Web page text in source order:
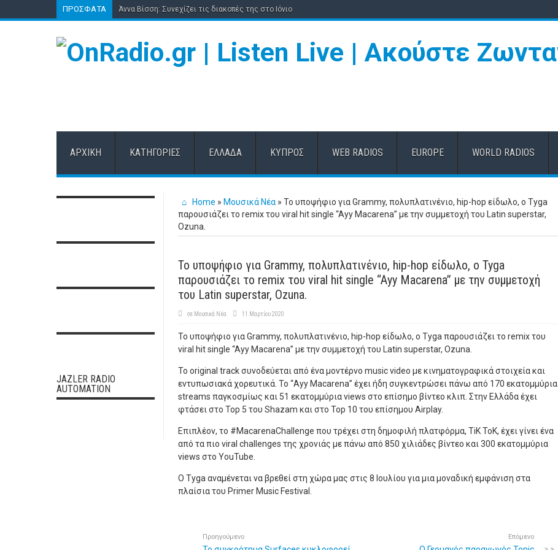
ΠΡΌΣΦΑΤΑ Άννα Βίσση: Συνεχίζει τις διακοπές της στο Ιόνιο
ΑΡΧΙΚΉ ΚΑΤΗΓΟΡΊΕΣ ΕΛΛΆΔΑ ΚΎΠΡΟΣ WEB RADIOS EUROPE WORLD RADIOS
Home » Μουσικά Νέα » Το υποψήφιο για Grammy, πολυπλατινένιο, hip-hop είδωλο, ο Tyga
παρουσιάζει το remix του viral hit single “Ayy Macarena” με την συμμετοχή του Latin superstar,
Ozuna.
Το υποψήφιο για Grammy, πολυπλατινένιο, hip-hop είδωλο, ο Tyga
παρουσιάζει το remix του viral hit single “Ayy Macarena” με την συμμετοχή
του Latin superstar, Ozuna.
σε Μουσικά Νέα 11 Μαρτίου 2020
Το υποψήφιο για Grammy, πολυπλατινένιο, hip-hop είδωλο, ο Tyga παρουσιάζει το remix του
viral hit single “Ayy Macarena” με την συμμετοχή του Latin superstar, Ozuna.
To original track συνοδεύεται από ένα μοντέρνο music video με κινηματογραφικά στοιχεία και
εντυπωσιακά χορευτικά. Το “Ayy Macarena” έχει ήδη συγκεντρώσει πάνω από 170 εκατομμύρια
streams παγκοσμίως και 51 εκατομμύρια views στο επίσημο βίντεο κλιπ. Στην Ελλάδα έχει
φτάσει στο Top 5 του Shazam και στο Top 10 του επίσημου Airplay.
Επιπλέον, το #MacarenaChallenge που τρέχει στη δημοφιλή πλατφόρμα, TiK ToK, έχει γίνει ένα
από τα πιο viral challenges της χρονιάς με πάνω από 850 χιλιάδες βίντεο και 300 εκατομμύρια
views στο YouTube.
Ο Tyga αναμένεται να βρεθεί στη χώρα μας στις 8 Ιουλίου για μια μοναδική εμφάνιση στα
πλαίσια του Primer Music Festival.
Προηγούμενο Επόμενο
JAZLER RADIO
AUTOMATION